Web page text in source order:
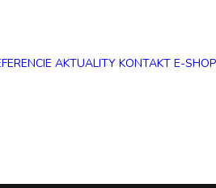
AKTUALITY KONTAKT E-SHOP